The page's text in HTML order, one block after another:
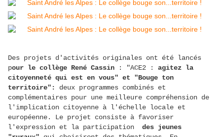
Des projets d'activités originales ont été lancés
pour le collège René Cassin : "ACE2 : agitez la
citoyenneté qui est en vous" et "Bouge ton
territoire": deux programmes combinés et
complémentaires pour une meilleure compréhension de
l'implication citoyenne à l'échelle locale et
européenne. Le projet consiste à favoriser
l'expression et la participation des jeunes